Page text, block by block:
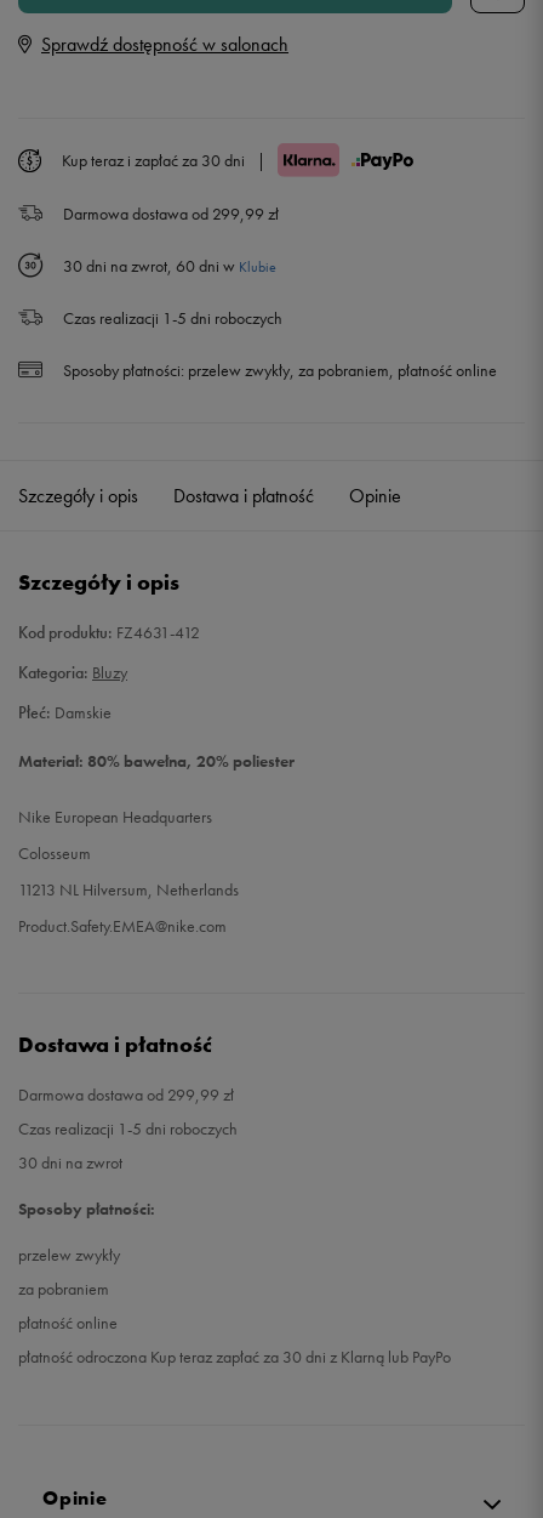
S Powiadom o dostępności
Sprawdź dostępność w salonach
Kup teraz i zapłać za 30 dni |
Darmowa dostawa od 299,99 zł
30 dni na zwrot, 60 dni w Klubie
Czas realizacji 1-5 dni roboczych
Sposoby płatności: przelew zwykły, za pobraniem, płatność online
Szczegóły i opis Dostawa i płatność Opinie
Szczegóły i opis
Kod produktu: FZ4631-412
Kategoria: Bluzy
Płeć: Damskie
Materiał: 80% bawełna, 20% poliester
Nike European Headquarters
Colosseum
11213 NL Hilversum, Netherlands
Product.Safety.EMEA@nike.com
Dostawa i płatność
Darmowa dostawa od 299,99 zł
Czas realizacji 1-5 dni roboczych
30 dni na zwrot
Sposoby płatności:
przelew zwykły
za pobraniem
płatność online
płatność odroczona Kup teraz zapłać za 30 dni z Klarną lub PayPo
Opinie